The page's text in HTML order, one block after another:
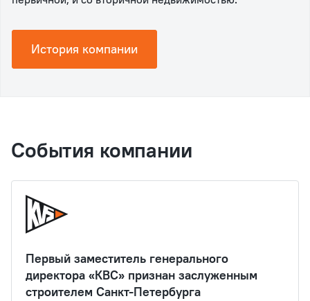
История компании
События компании
Первый заместитель генерального
директора «КВС» признан заслуженным
строителем Санкт-Петербурга